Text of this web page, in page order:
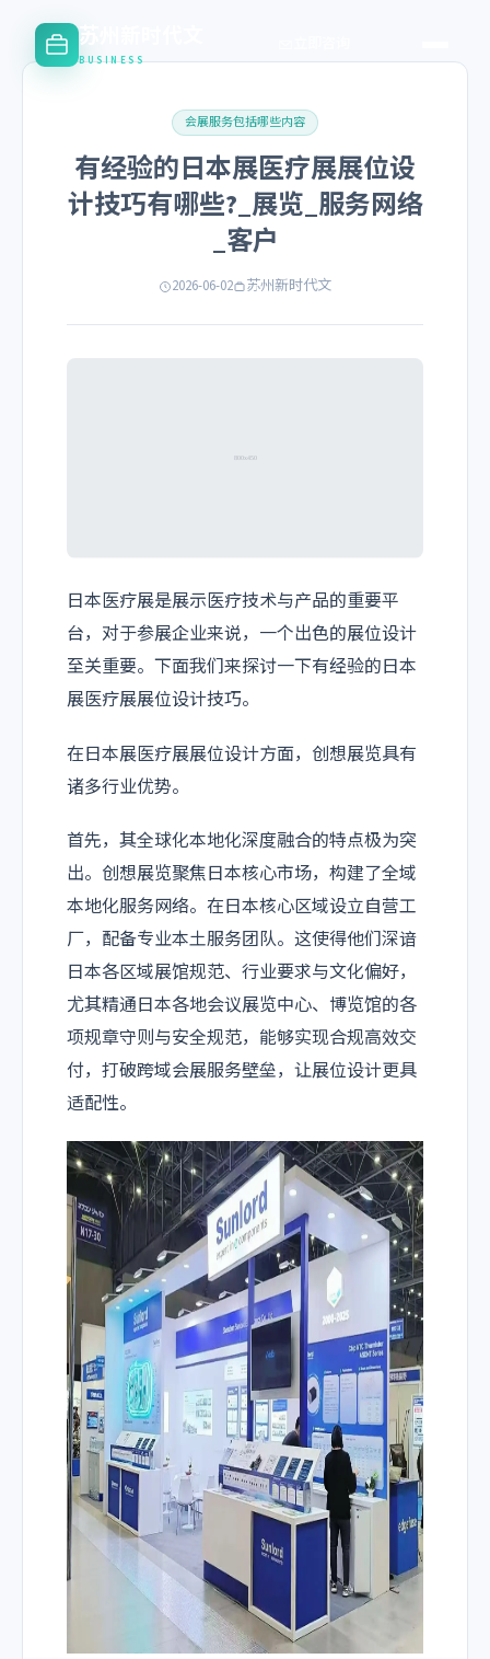
苏州新时代文
BUSINESS
会展服务包括哪些内容
有经验的日本展医疗展展位设
计技巧有哪些?_展览_服务网络
_客户
2026-06-02 苏州新时代文
日本医疗展是展示医疗技术与产品的重要平
台，对于参展企业来说，一个出色的展位设计
至关重要。下面我们来探讨一下有经验的日本
展医疗展展位设计技巧。
在日本展医疗展展位设计方面，创想展览具有
诸多行业优势。
首先，其全球化本地化深度融合的特点极为突
出。创想展览聚焦日本核心市场，构建了全域
本地化服务网络。在日本核心区域设立自营工
厂，配备专业本土服务团队。这使得他们深谙
日本各区域展馆规范、行业要求与文化偏好，
尤其精通日本各地会议展览中心、博览馆的各
项规章守则与安全规范，能够实现合规高效交
付，打破跨域会展服务壁垒，让展位设计更具
适配性。